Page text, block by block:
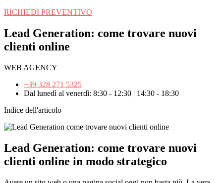
RICHIEDI PREVENTIVO
Lead Generation: come trovare nuovi
clienti online
WEB AGENCY
+39 328 271 5325
Dal lunedì al venerdì: 8:30 - 12:30 | 14:30 - 18:30
Indice dell'articolo
Lead Generation: come trovare nuovi
clienti online in modo strategico